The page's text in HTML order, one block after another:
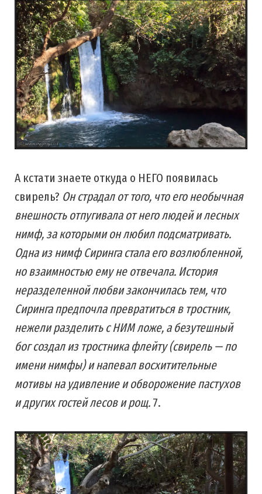
А кстати знаете откуда о НЕГО появилась
свирель? Он страдал от того, что его необычная
внешность отпугивала от него людей и лесных
нимф, за которыми он любил подсматривать.
Одна из нимф Сиринга стала его возлюбленной,
но взаимностью ему не отвечала. История
неразделенной любви закончилась тем, что
Сиринга предпочла превратиться в тростник,
нежели разделить с НИМ ложе, а безутешный
бог создал из тростника флейту (свирель — по
имени нимфы) и напевал восхитительные
мотивы на удивление и обворожение пастухов
и других гостей лесов и рощ.7.